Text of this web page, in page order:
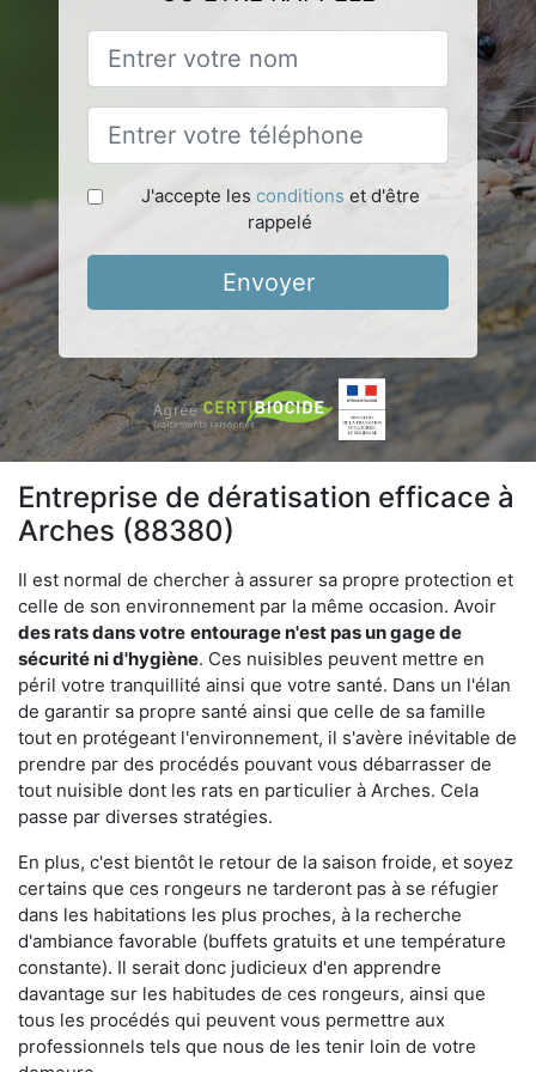
J'accepte les conditions et d'être
rappelé
Envoyer
Entreprise de dératisation efficace à
Arches (88380)
Il est normal de chercher à assurer sa propre protection et
celle de son environnement par la même occasion. Avoir
des rats dans votre entourage n'est pas un gage de
sécurité ni d'hygiène. Ces nuisibles peuvent mettre en
péril votre tranquillité ainsi que votre santé. Dans un l'élan
de garantir sa propre santé ainsi que celle de sa famille
tout en protégeant l'environnement, il s'avère inévitable de
prendre par des procédés pouvant vous débarrasser de
tout nuisible dont les rats en particulier à Arches. Cela
passe par diverses stratégies.
En plus, c'est bientôt le retour de la saison froide, et soyez
certains que ces rongeurs ne tarderont pas à se réfugier
dans les habitations les plus proches, à la recherche
d'ambiance favorable (buffets gratuits et une température
constante). Il serait donc judicieux d'en apprendre
davantage sur les habitudes de ces rongeurs, ainsi que
tous les procédés qui peuvent vous permettre aux
professionnels tels que nous de les tenir loin de votre